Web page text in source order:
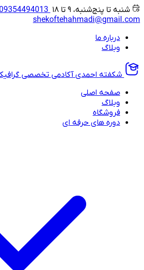
شنبه تا پنج‌شنبه، ۹ تا ۱۸
09354494013
shekoftehahmadi@gmail.com
درباره ما
وبلاگ
شکفته احمدی آکادمی تخصصی گرافیک
صفحه اصلی
وبلاگ
فروشگاه
دوره های حرفه ای